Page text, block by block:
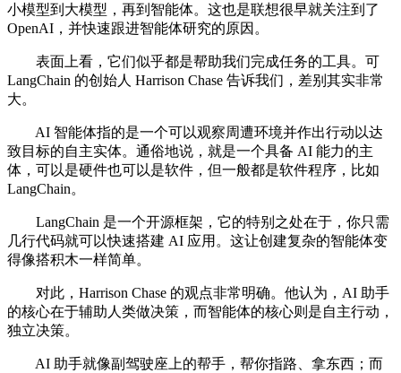
小模型到大模型，再到智能体。这也是联想很早就关注到了
OpenAI，并快速跟进智能体研究的原因。
表面上看，它们似乎都是帮助我们完成任务的工具。可
LangChain 的创始人 Harrison Chase 告诉我们，差别其实非常
大。
AI 智能体指的是一个可以观察周遭环境并作出行动以达
致目标的自主实体。通俗地说，就是一个具备 AI 能力的主
体，可以是硬件也可以是软件，但一般都是软件程序，比如
LangChain。
LangChain 是一个开源框架，它的特别之处在于，你只需
几行代码就可以快速搭建 AI 应用。这让创建复杂的智能体变
得像搭积木一样简单。
对此，Harrison Chase 的观点非常明确。他认为，AI 助手
的核心在于辅助人类做决策，而智能体的核心则是自主行动，
独立决策。
AI 助手就像副驾驶座上的帮手，帮你指路、拿东西；而